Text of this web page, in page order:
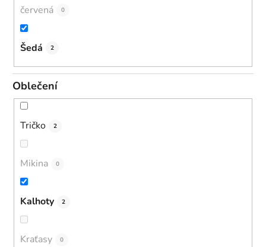
červená 0
Šedá 2
Oblečení
Tričko 2
Mikina 0
Kalhoty 2
Kraťasy 0